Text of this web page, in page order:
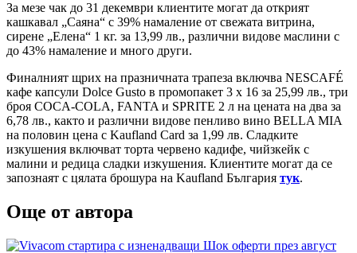
За мезе чак до 31 декември клиентите могат да открият
кашкавал „Саяна“ с 39% намаление от свежата витрина,
сирене „Елена“ 1 кг. за 13,99 лв., различни видове маслини с
до 43% намаление и много други.
Финалният щрих на празничната трапеза включва NESCAFÉ
кафе капсули Dolce Gusto в промопакет 3 х 16 за 25,99 лв., три
броя COCA-COLA, FANTA и SPRITE 2 л на цената на два за
6,78 лв., както и различни видове пенливо вино BELLA MIA
на половин цена с Kaufland Card за 1,99 лв. Сладките
изкушения включват торта червено кадифе, чийзкейк с
малини и редица сладки изкушения. Клиентите могат да се
запознаят с цялата брошура на Kaufland България тук.
Още от автора